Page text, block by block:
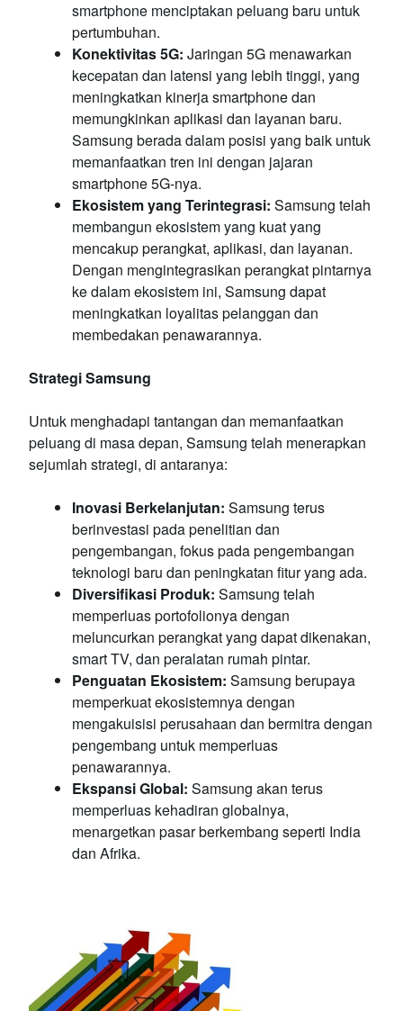
smartphone menciptakan peluang baru untuk
pertumbuhan.
Konektivitas 5G: Jaringan 5G menawarkan
kecepatan dan latensi yang lebih tinggi, yang
meningkatkan kinerja smartphone dan
memungkinkan aplikasi dan layanan baru.
Samsung berada dalam posisi yang baik untuk
memanfaatkan tren ini dengan jajaran
smartphone 5G-nya.
Ekosistem yang Terintegrasi: Samsung telah
membangun ekosistem yang kuat yang
mencakup perangkat, aplikasi, dan layanan.
Dengan mengintegrasikan perangkat pintarnya
ke dalam ekosistem ini, Samsung dapat
meningkatkan loyalitas pelanggan dan
membedakan penawarannya.
Strategi Samsung
Untuk menghadapi tantangan dan memanfaatkan
peluang di masa depan, Samsung telah menerapkan
sejumlah strategi, di antaranya:
Inovasi Berkelanjutan: Samsung terus
berinvestasi pada penelitian dan
pengembangan, fokus pada pengembangan
teknologi baru dan peningkatan fitur yang ada.
Diversifikasi Produk: Samsung telah
memperluas portofolionya dengan
meluncurkan perangkat yang dapat dikenakan,
smart TV, dan peralatan rumah pintar.
Penguatan Ekosistem: Samsung berupaya
memperkuat ekosistemnya dengan
mengakuisisi perusahaan dan bermitra dengan
pengembang untuk memperluas
penawarannya.
Ekspansi Global: Samsung akan terus
memperluas kehadiran globalnya,
menargetkan pasar berkembang seperti India
dan Afrika.